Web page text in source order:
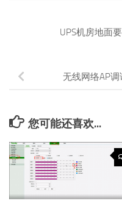
UPS机房地面
无线网络AP
您可能还喜欢...